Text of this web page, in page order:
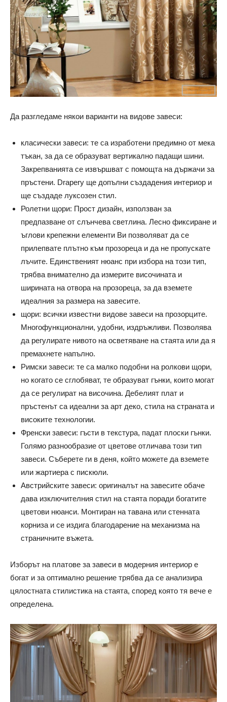
Да разгледаме някои варианти на видове завеси:
класически завеси: те са изработени предимно от мека
тъкан, за да се образуват вертикално падащи шини.
Закрепванията се извършват с помощта на държачи за
пръстени. Drapery ще допълни създадения интериор и
ще създаде луксозен стил.
Ролетни щори: Прост дизайн, използван за
предпазване от слънчева светлина. Лесно фиксиране и
ъглови крепежни елементи Ви позволяват да се
прилепвате плътно към прозореца и да не пропускате
лъчите. Единственият нюанс при избора на този тип,
трябва внимателно да измерите височината и
ширината на отвора на прозореца, за да вземете
идеалния за размера на завесите.
щори: всички известни видове завеси на прозорците.
Многофункционални, удобни, издръжливи. Позволява
да регулирате нивото на осветяване на стаята или да я
премахнете напълно.
Римски завеси: те са малко подобни на ролкови щори,
но когато се сглобяват, те образуват гънки, които могат
да се регулират на височина. Дебелият плат и
пръстенът са идеални за арт деко, стила на страната и
високите технологии.
Френски завеси: гъсти в текстура, падат плоски гънки.
Голямо разнообразие от цветове отличава този тип
завеси. Съберете ги в деня, който можете да вземете
или жартиера с пискюли.
Австрийските завеси: оригиналът на завесите обаче
дава изключителния стил на стаята поради богатите
цветови нюанси. Монтиран на тавана или стенната
корниза и се издига благодарение на механизма на
страничните въжета.
Изборът на платове за завеси в модерния интериор е
богат и за оптимално решение трябва да се анализира
цялостната стилистика на стаята, според която тя вече е
определена.